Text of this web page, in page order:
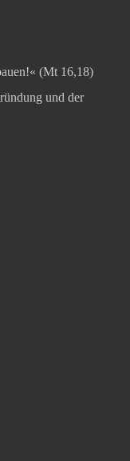
(Mt 16,18)
und der